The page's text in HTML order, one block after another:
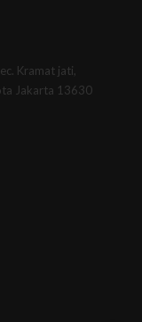
Kramat jati,
Jakarta 13630